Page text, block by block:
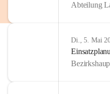
Abteilung
Di., 5. Mai